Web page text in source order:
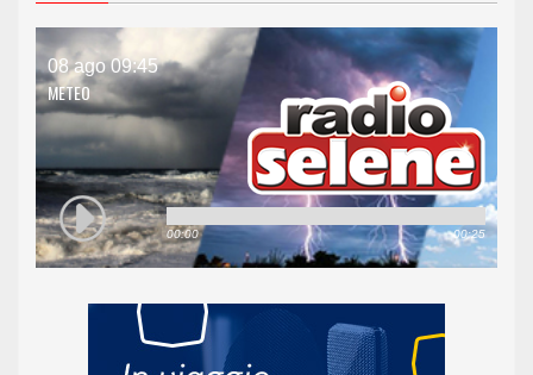
08 ago 09:45
METEO
00:00 00:25